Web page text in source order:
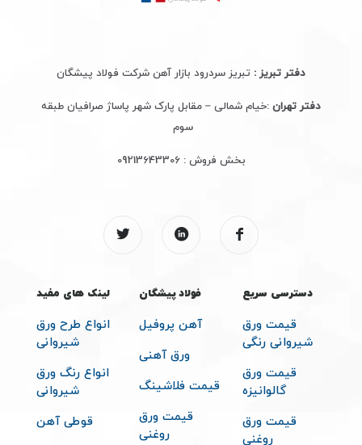
دفتر تبریز : تبریز سردرود بازار آهن شرکت فولاد پیشگان
دفتر تهران :خیام شمالی – مقابل پارک شهر پاساژ صرافیان طبقه
سوم
بخش فروش :09213643306
دسترسی سریع
قیمت ورق
شیروانی رنگی
قیمت ورق
گالوانیزه
قیمت ورق
روغنی
فولاد پیشگان
آهن پروفیل
ورق آهنی
قیمت فلاشینگ
قیمت ورق
روغنی
لینک های مفید
انواع طرح ورق
شیروانی
انواع رنگ ورق
شیروانی
قوطی آهن